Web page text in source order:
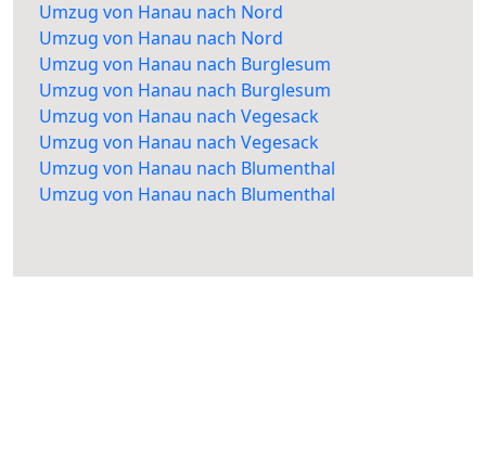
Umzug von Hanau nach Nord
Umzug von Hanau nach Nord
Umzug von Hanau nach Burglesum
Umzug von Hanau nach Burglesum
Umzug von Hanau nach Vegesack
Umzug von Hanau nach Vegesack
Umzug von Hanau nach Blumenthal
Umzug von Hanau nach Blumenthal